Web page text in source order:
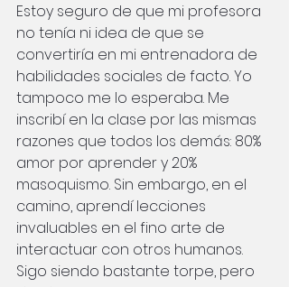
Estoy seguro de que mi profesora
no tenía ni idea de que se
convertiría en mi entrenadora de
habilidades sociales de facto. Yo
tampoco me lo esperaba. Me
inscribí en la clase por las mismas
razones que todos los demás: 80%
amor por aprender y 20%
masoquismo. Sin embargo, en el
camino, aprendí lecciones
invaluables en el fino arte de
interactuar con otros humanos.
Sigo siendo bastante torpe, pero